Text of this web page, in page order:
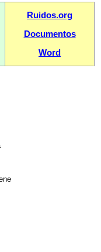
Ruidos.org
Documentos
Word